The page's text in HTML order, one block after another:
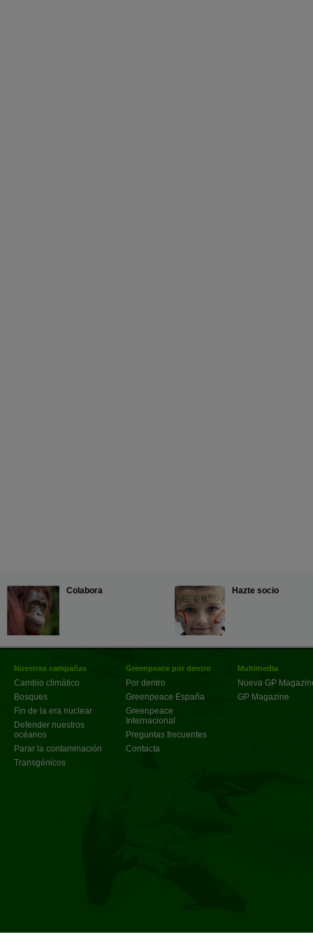
Colabora Hazte socio
Nuestras campañas
Cambio climático
Bosques
Fin de la era nuclear
Defender nuestros
océanos
Parar la contaminación
Transgénicos
Greenpeace por dentro
Por dentro
Greenpeace España
Greenpeace
Internacional
Preguntas frecuentes
Contacta
Multimedia
Nueva GP
GP Magazine